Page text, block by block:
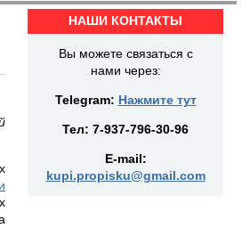
НАШИ КОНТАКТЫ
Вы можете связаться с
нами через:
Telegram: Нажмите тут
Тел: 7-937-796-30-96
E-mail:
kupi.propisku@gmail.com